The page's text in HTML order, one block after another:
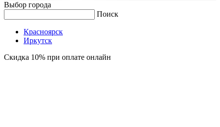
Выбор города
Поиск
Красноярск
Иркутск
Скидка 10% при оплате онлайн